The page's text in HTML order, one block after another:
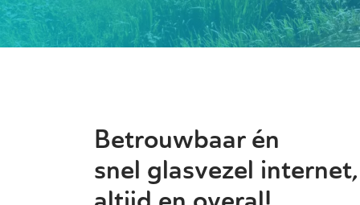
Betrouwbaar én
snel glasvezel internet,